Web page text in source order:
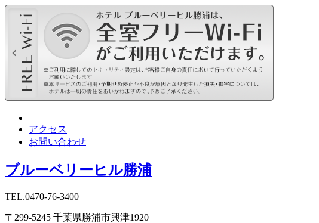
アクセス
お問い合わせ
ブルーベリーヒル勝浦
TEL.0470-76-3400
〒299-5245 千葉県勝浦市興津1920